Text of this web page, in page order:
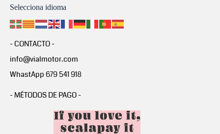
Selecciona idioma
- CONTACTO -
info@vialmotor.com
WhastApp 679 541 918
- MÉTODOS DE PAGO -